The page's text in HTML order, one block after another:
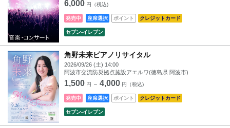
6,000 円（税込)
発売中 座席選択 ポイント クレジットカード
セブン‐イレブン
角野未来ピアノリサイタル
2026/09/26 (土) 14:00
阿波市交流防災拠点施設アエルワ(徳島県 阿波市)
1,500 円 ～ 4,000 円（税込)
発売中 座席選択 ポイント クレジットカード
セブン‐イレブン